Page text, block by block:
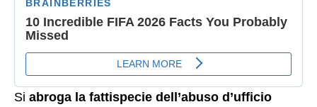
Si abroga la fattispecie dell’abuso d’ufficio